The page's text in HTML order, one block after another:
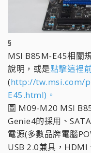
§
MSI B85M-E45相關
說明，或是點擊這裡
(http://tw.msi.com/
E45.html)。
圖 M09-M20 MSI
Genie4的採用、
電源(多數品牌電腦
USB 2.0兼具，HDMI